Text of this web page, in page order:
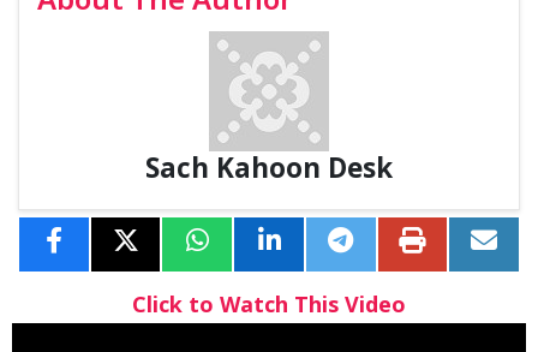
Sach Kahoon Desk
Click to Watch This Video